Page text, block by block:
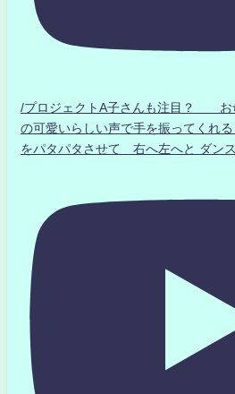
/プロジェクトA子さんも注目？ お
の可愛いらしい声で手を振ってくれ
をパタパタさせて 右へ左へと ダン